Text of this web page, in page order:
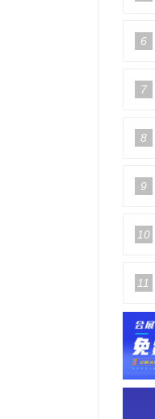
6
7
8
9
10
11